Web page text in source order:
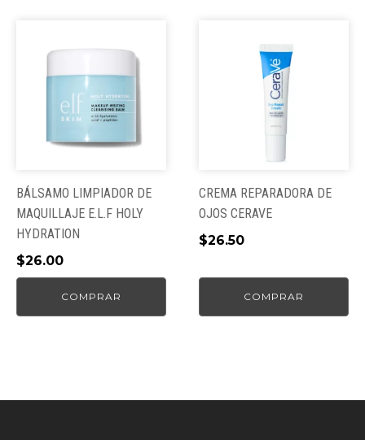
BÁLSAMO LIMPIADOR DE
MAQUILLAJE E.L.F HOLY
HYDRATION
$26.00
COMPRAR
CREMA REPARADORA DE
OJOS CERAVE
$26.50
COMPRAR